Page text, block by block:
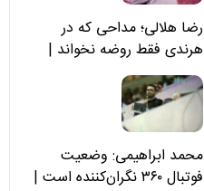
رضا هلالی؛ مداحی که در
هرندی فقط روضه نخواند |
مسئولان «تکیه‌گاه آقا مرتضی
علی(ع)» را جدی‌تر ببینند
محمد ابراهیمی: وضعیت
فوتبال ۳۶۰ نگران‌کننده است |